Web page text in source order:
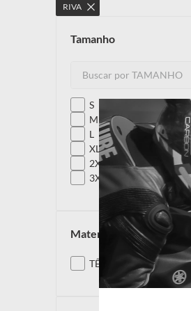
RIVA
tamanho
S
M
L
XL
2XL
3XL
material
TÊXTIL